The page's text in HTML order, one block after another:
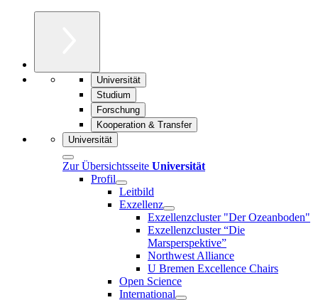
Universität
Studium
Forschung
Kooperation & Transfer
Universität
Zur Übersichtsseite Universität
Profil
Leitbild
Exzellenz
Exzellenzcluster "Der Ozeanboden"
Exzellenzcluster “Die
Marsperspektive”
Northwest Alliance
U Bremen Excellence Chairs
Open Science
International